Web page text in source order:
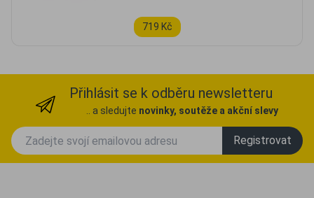
719 Kč
Přihlásit se k odběru newsletteru
.. a sledujte novinky, soutěže a akční slevy
Registrovat